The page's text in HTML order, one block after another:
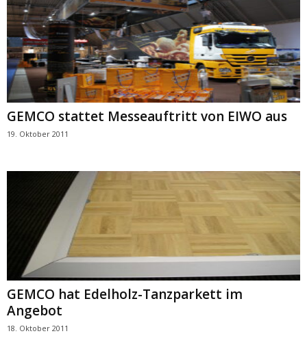
GEMCO stattet Messeauftritt von EIWO aus
19. Oktober 2011
GEMCO hat Edelholz-Tanzparkett im
Angebot
18. Oktober 2011